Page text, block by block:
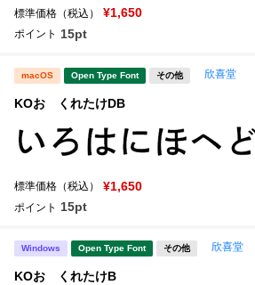
標準価格（税込） ¥1,650
ポイント 15pt
macOS Open Type Font その他 欣喜堂
KOおゝくれたけDB
標準価格（税込） ¥1,650
ポイント 15pt
Windows Open Type Font その他 欣喜堂
KOおゝくれたけB